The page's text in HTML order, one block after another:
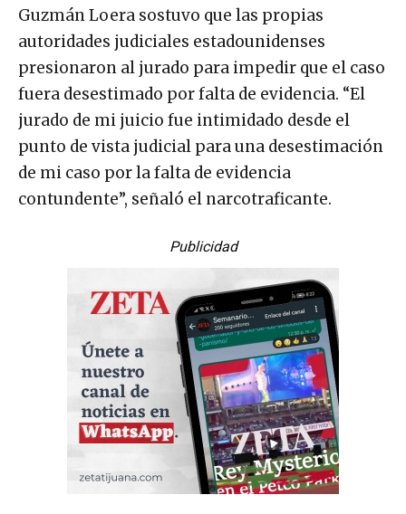
Guzmán Loera sostuvo que las propias
autoridades judiciales estadounidenses
presionaron al jurado para impedir que el caso
fuera desestimado por falta de evidencia. “El
jurado de mi juicio fue intimidado desde el
punto de vista judicial para una desestimación
de mi caso por la falta de evidencia
contundente”, señaló el narcotraficante.
Publicidad